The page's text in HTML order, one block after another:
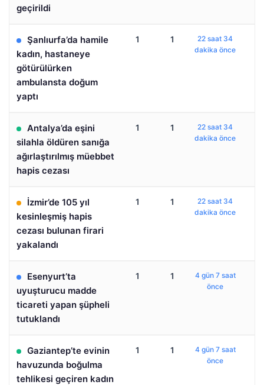
geçirildi
Şanlıurfa’da hamile
kadın, hastaneye
götürülürken
ambulansta doğum
yaptı
1 1
22 saat 34
dakika önce
Antalya’da eşini
silahla öldüren sanığa
ağırlaştırılmış müebbet
hapis cezası
1 1
22 saat 34
dakika önce
İzmir’de 105 yıl
kesinleşmiş hapis
cezası bulunan firari
yakalandı
1 1
22 saat 34
dakika önce
Esenyurt’ta
uyuşturucu madde
ticareti yapan şüpheli
tutuklandı
1 1
4 gün 7 saat
önce
Gaziantep’te evinin
havuzunda boğulma
tehlikesi geçiren kadın
1 1
4 gün 7 saat
önce